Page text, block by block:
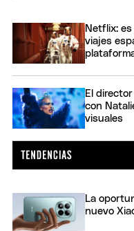
Netflix:
viajes
El
con
visuales
La
nuevo